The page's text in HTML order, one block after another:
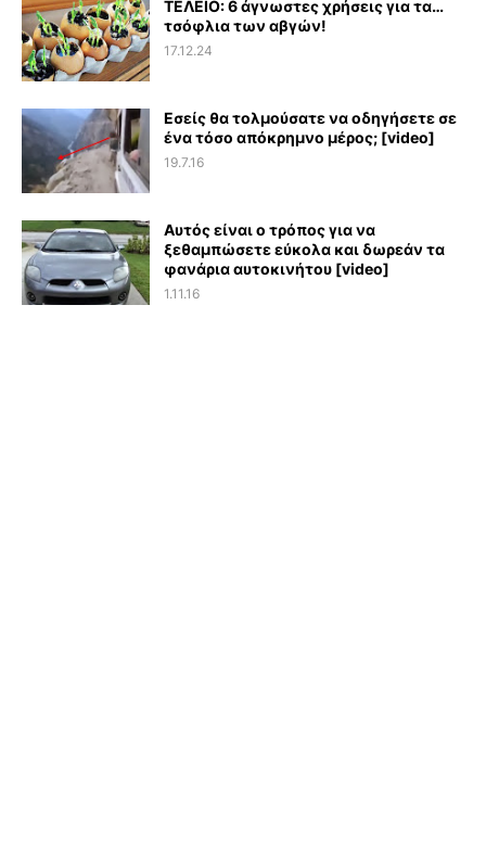
ΤΕΛΕΙΟ: 6 άγνωστες χρήσεις για τα…
τσόφλια των αβγών!
17.12.24
Εσείς θα τολμούσατε να οδηγήσετε σε
ένα τόσο απόκρημνο μέρος; [video]
19.7.16
Αυτός είναι ο τρόπος για να
ξεθαμπώσετε εύκολα και δωρεάν τα
φανάρια αυτοκινήτου [video]
1.11.16